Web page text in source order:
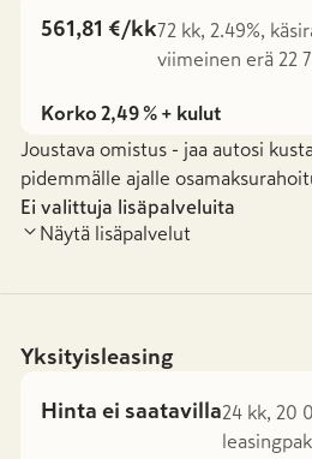
561,81 €/kk72 kk, 2.49%,
viimeinen erä 22
Korko 2,49 % + kulut
Joustava omistus - jaa autosi
pidemmälle ajalle
Ei valittuja lisäpalveluita
Näytä lisäpalvelut
Yksityisleasing
Hinta ei saatavilla24 kk, 20